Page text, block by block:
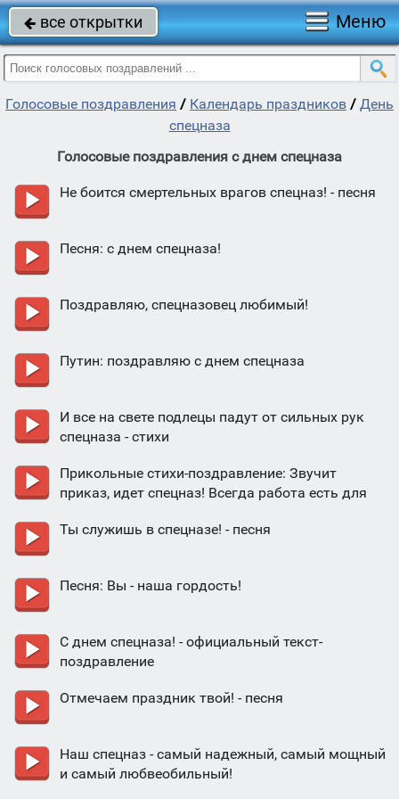
 все открытки Меню
Голосовые поздравления / Календарь праздников / День
спецназа
Голосовые поздравления с днем спецназа
Не боится смертельных врагов спецназ! - песня
Песня: с днем спецназа!
Поздравляю, спецназовец любимый!
Путин: поздравляю с днем спецназа
И все на свете подлецы падут от сильных рук
спецназа - стихи
Прикольные стихи-поздравление: Звучит
приказ, идет спецназ! Всегда работа есть для
Ты служишь в спецназе! - песня
Песня: Вы - наша гордость!
С днем спецназа! - официальный текст-
поздравление
Отмечаем праздник твой! - песня
Наш спецназ - самый надежный, самый мощный
и самый любвеобильный!